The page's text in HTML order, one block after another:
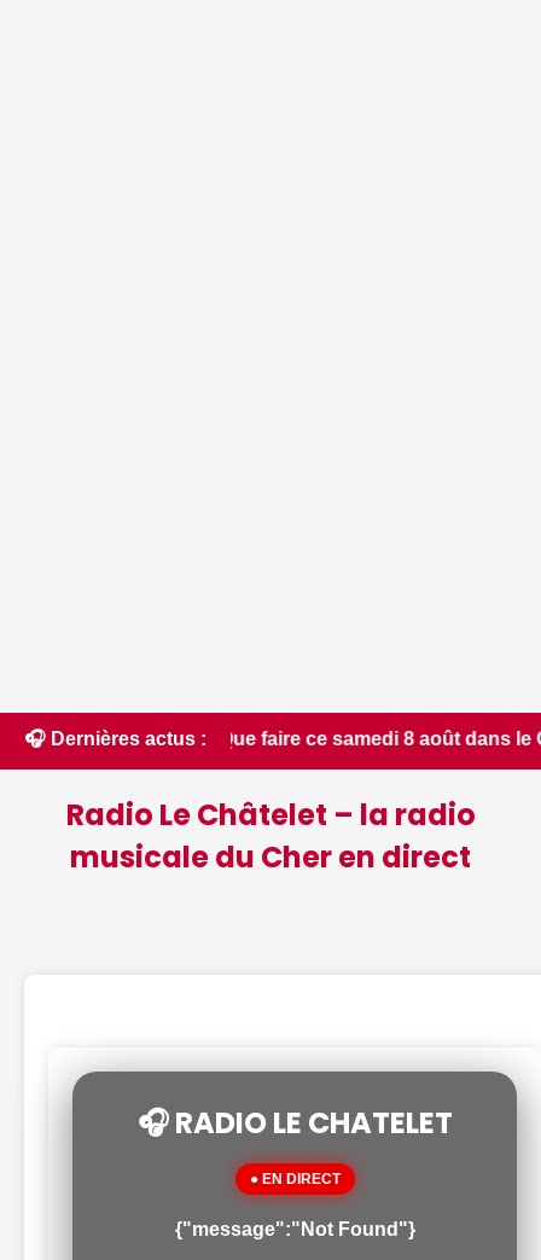
🎧 Dernières actus :
faire ce samedi 8 août dans le Cher - Le Berry
Radio Le Châtelet – la radio
musicale du Cher en direct
🎧 RADIO LE CHATELET
● EN DIRECT
{"message":"Not Found"}